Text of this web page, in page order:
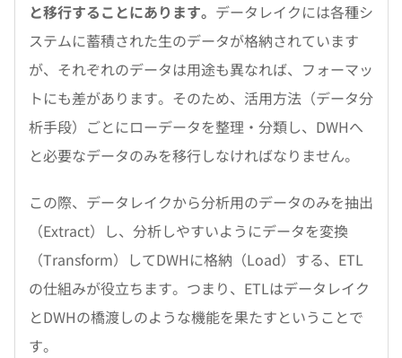
と移行することにあります。 データレイクには各種シ
ステムに蓄積された生のデータが格納されています
が、それぞれのデータは用途も異なれば、フォーマッ
トにも差があります。そのため、活用方法（データ分
析手段）ごとにローデータを整理・分類し、DWHへ
と必要なデータのみを移行しなければなりません。
この際、データレイクから分析用のデータのみを抽出
（Extract）し、分析しやすいようにデータを変換
（Transform）してDWHに格納（Load）する、ETL
の仕組みが役立ちます。つまり、ETLはデータレイク
とDWHの橋渡しのような機能を果たすということで
す。